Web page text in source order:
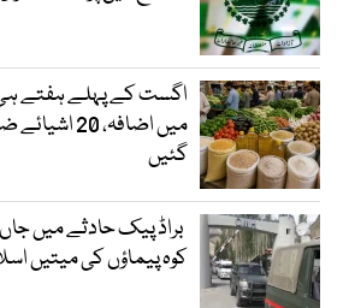
اگست کے پہلے ہفتے ہی
میں اضافہ،
گئیں
براڈ پیک حادثے میں
کوہ پیماؤں کی میتیں